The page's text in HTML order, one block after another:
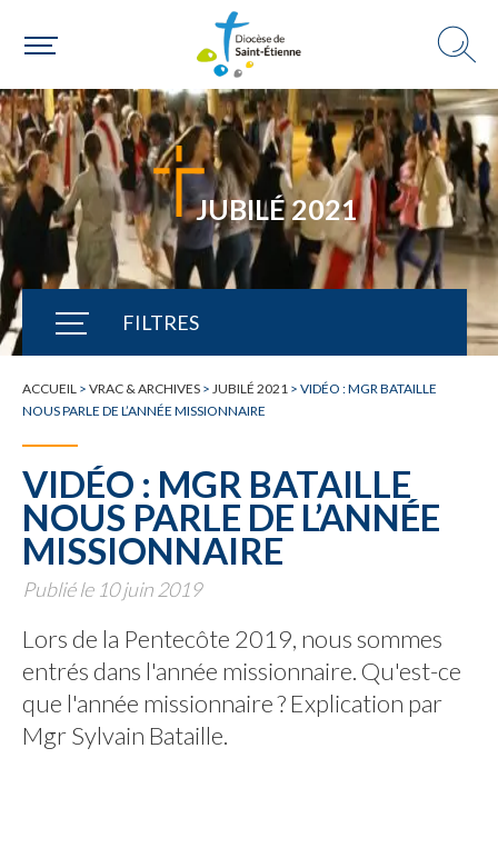
Choisir ma paroisse par commune
Une commune
JUBILÉ 2021
FILTRES
TOUTE L'ACTUALITÉ
ACCUEIL > VRAC & ARCHIVES > JUBILÉ 2021 > VIDÉO : MGR BATAILLE
NOUS PARLE DE L’ANNÉE MISSIONNAIRE
VIDÉO : MGR BATAILLE
NOUS PARLE DE L’ANNÉE
MISSIONNAIRE
Publié le 10 juin 2019
Lors de la Pentecôte 2019, nous sommes
entrés dans l'année missionnaire. Qu'est-ce
que l'année missionnaire ? Explication par
Mgr Sylvain Bataille.